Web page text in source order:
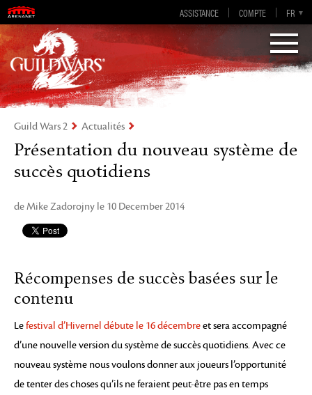
ASSISTANCE COMPTE FR
EN
DE
ES
EN-GB
Visions of Eternity
Guild Wars 2
Guild Wars 2 Actualités
Présentation du nouveau système de
succès quotidiens
de Mike Zadorojny le 10 December 2014
Récompenses de succès basées sur le
contenu
Lefestival d’Hivernel débute le 16 décembreet sera accompagné
d’une nouvelle version du système de succès quotidiens. Avec ce
nouveau système nous voulons donner aux joueurs l’opportunité
de tenter des choses qu’ils ne feraient peut-être pas en temps